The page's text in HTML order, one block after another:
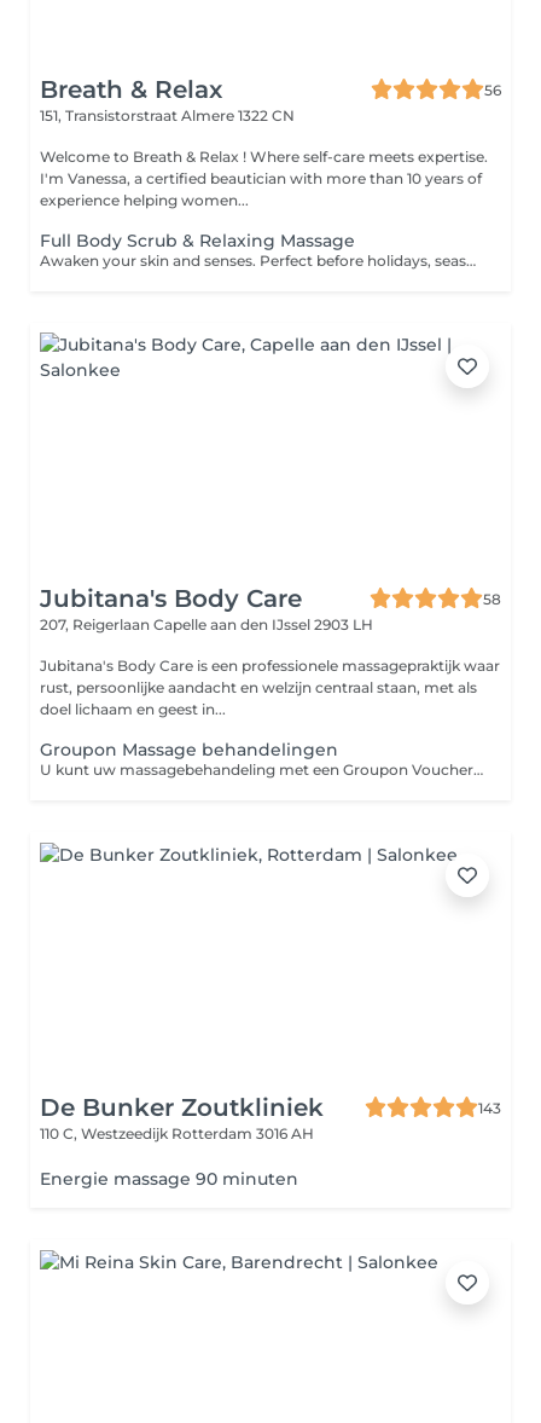
Breath & Relax
56
151, Transistorstraat Almere 1322 CN
Welcome to Breath & Relax ! Where self-care meets expertise.
I'm Vanessa, a certified beautician with more than 10 years of
experience helping women...
Full Body Scrub & Relaxing Massage
Awaken your skin and senses. Perfect before holidays, seasonal resets or after a long week.
Jubitana's Body Care
58
207, Reigerlaan Capelle aan den IJssel 2903 LH
Jubitana's Body Care is een professionele massagepraktijk waar
rust, persoonlijke aandacht en welzijn centraal staan, met als
doel lichaam en geest in...
Groupon Massage behandelingen
U kunt uw massagebehandeling met een Groupon Voucher hier inboeken. (Enkel mogelijk voor nieuwe klanten!!!) Let op een Groupon Voucher is enkel eenmalig te gebruiken per persoon. (ter kennismaking met ons bedrijf) mocht u meer vouchers hebben aangeschaft kan dit gebruikt worden met korting op het voltarief. Wel kunt u andere vouchers cadeau geven let wel op bij het boeken dat u deze inboekt voor de andere persoon! In verband met dossiervorming. Groupon inwisselen kan enkel op de vrijdagen op andere dagen wordt er geen deals meer aangenomen mocht u niet anders kunnen dan betaalt u volledige tarief op de andere dagen of u kunt dit tegen extra betaling inwisselen met een Groupon voucher! Alle afspraken na 21 april 2026 zullen worden ingepland op de vrijdag of de zondag. Ook vanaf 1 juli worden er geen Groupon boekingen meer geaccepteerd! Omdat de campagne inmiddels is verlopen en andere vormen van massages worden belicht. Mocht u recent een groupon voucher hebben aangekocht dan kunt u bij Groupon teruggave van uw aankoop aanvragen. U hoeft tijdens het boeken nog geen voucher code in te vullen u scant de QR of barcode bij binnenkomst van de massagepraktijk. * Mocht u geen beschikbare plek vinden op korte termijn dan kunt u voor kiezen om bij des betreffende partij (Groupon) binnen 14 dagen uw voucher te retourneren en krijgt u teruggave van uw aankoop. (uw voucher is 6 maanden geldig bij aankoop!)
De Bunker Zoutkliniek
143
110 C, Westzeedijk Rotterdam 3016 AH
Energie massage 90 minuten